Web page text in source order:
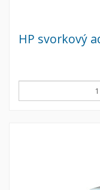
HP svorkový